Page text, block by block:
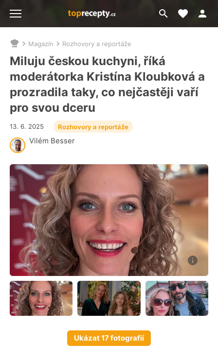
Přejít
na
Moje
Nacházíte
se
zde:
Magazín Rozhovory a reportáže
Miluju českou kuchyni, říká
moderátorka Kristína Kloubková a
prozradila taky, co nejčastěji vaří
pro svou dceru
Vilém Besser
13. 6. 2025 Rozhovory a reportáže
Ukázat 17 fotografií